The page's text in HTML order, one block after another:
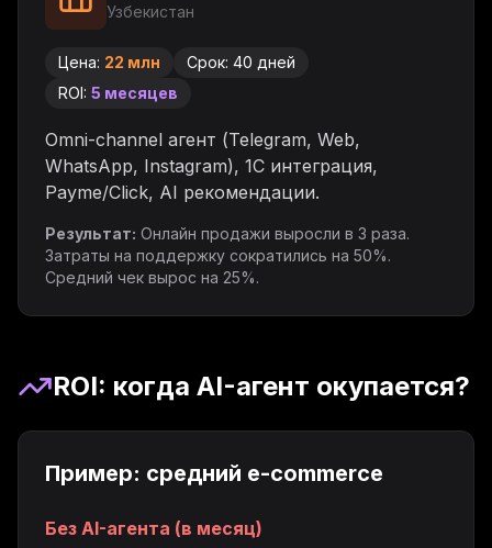
Узбекистан
Цена: 22 млн Срок: 40 дней
ROI: 5 месяцев
Omni-channel агент (Telegram, Web,
WhatsApp, Instagram), 1C интеграция,
Payme/Click, AI рекомендации.
Результат: Онлайн продажи выросли в 3 раза.
Затраты на поддержку сократились на 50%.
Средний чек вырос на 25%.
ROI: когда AI-агент окупается?
Пример: средний e-commerce
Без AI-агента (в месяц)